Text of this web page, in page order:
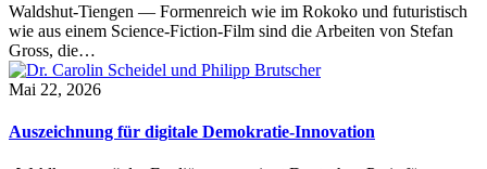
Waldshut-Tiengen — Formenreich wie im Rokoko und futuristisch
wie aus einem Science-Fiction-Film sind die Arbeiten von Stefan
Gross, die…
Mai 22, 2026
Auszeichnung für digitale Demokratie-Innovation